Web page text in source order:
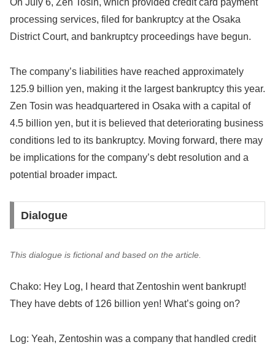
On July 6, Zen Tosin, which provided credit card payment
processing services, filed for bankruptcy at the Osaka
District Court, and bankruptcy proceedings have begun.
The company’s liabilities have reached approximately
125.9 billion yen, making it the largest bankruptcy this year.
Zen Tosin was headquartered in Osaka with a capital of
4.5 billion yen, but it is believed that deteriorating business
conditions led to its bankruptcy. Moving forward, there may
be implications for the company’s debt resolution and a
potential broader impact.
Dialogue
This dialogue is fictional and based on the article.
Chako: Hey Log, I heard that Zentoshin went bankrupt!
They have debts of 126 billion yen! What’s going on?
Log: Yeah, Zentoshin was a company that handled credit